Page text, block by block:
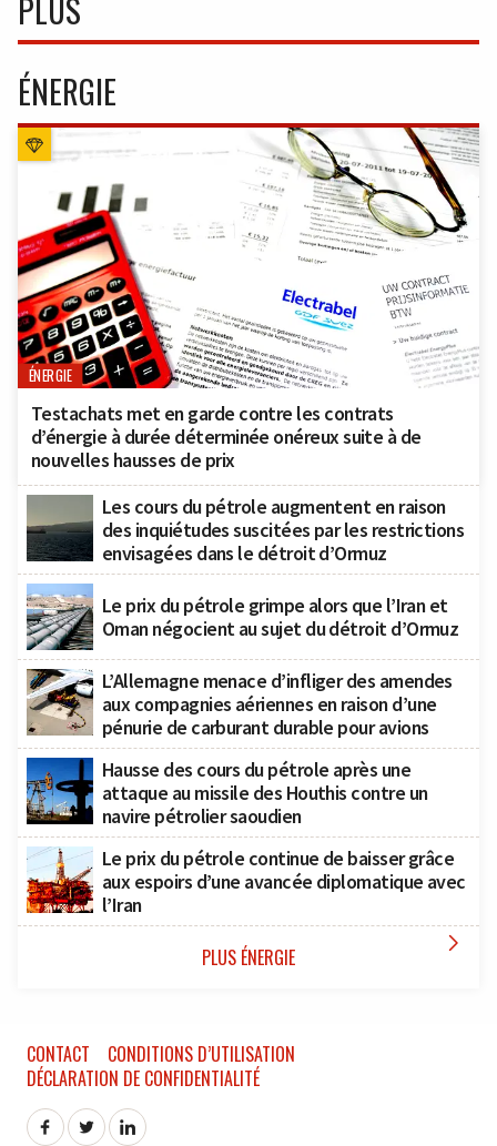
PLUS
ÉNERGIE
ÉNERGIE
Testachats met en garde contre les contrats
d’énergie à durée déterminée onéreux suite à de
nouvelles hausses de prix
Les cours du pétrole augmentent en raison
des inquiétudes suscitées par les restrictions
envisagées dans le détroit d’Ormuz
Le prix du pétrole grimpe alors que l’Iran et
Oman négocient au sujet du détroit d’Ormuz
L’Allemagne menace d’infliger des amendes
aux compagnies aériennes en raison d’une
pénurie de carburant durable pour avions
Hausse des cours du pétrole après une
attaque au missile des Houthis contre un
navire pétrolier saoudien
Le prix du pétrole continue de baisser grâce
aux espoirs d’une avancée diplomatique avec
l’Iran
PLUS ÉNERGIE 
CONTACT
CONDITIONS D’UTILISATION
DÉCLARATION DE CONFIDENTIALITÉ